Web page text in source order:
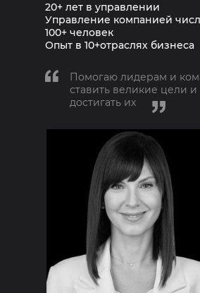
20+ лет в управлении
Управление компанией
100+ человек
Опыт в 10+отраслях бизнеса
Помогаю лидерам и
ставить великие цели и
достигать их